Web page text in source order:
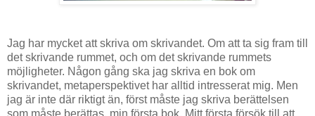
Jag har mycket att skriva om skrivandet. Om att ta sig fram till
det skrivande rummet, och om det skrivande rummets
möjligheter. Någon gång ska jag skriva en bok om
skrivandet, metaperspektivet har alltid intresserat mig. Men
jag är inte där riktigt än, först måste jag skriva berättelsen
som måste berättas, min första bok. Mitt första försök till att